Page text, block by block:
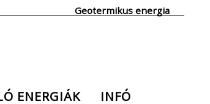
Geotermikus energia
ENERGIÁK INFÓ